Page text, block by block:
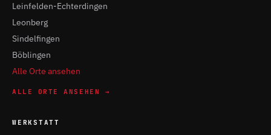
Leinfelden-Echterdingen
Leonberg
Sindelfingen
Böblingen
Alle Orte ansehen
ALLE ORTE ANSEHEN →
WERKSTATT